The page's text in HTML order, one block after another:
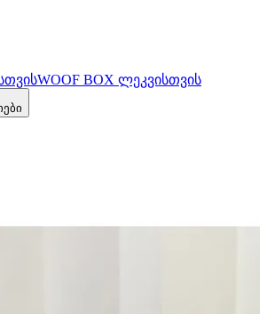
WOOF BOX ლეკვისთვის